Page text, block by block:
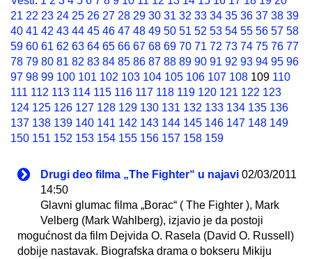
21 22 23 24 25 26 27 28 29 30 31 32 33 34 35 36 37 38 39
40 41 42 43 44 45 46 47 48 49 50 51 52 53 54 55 56 57 58
59 60 61 62 63 64 65 66 67 68 69 70 71 72 73 74 75 76 77
78 79 80 81 82 83 84 85 86 87 88 89 90 91 92 93 94 95 96
97 98 99 100 101 102 103 104 105 106 107 108 109 110
111 112 113 114 115 116 117 118 119 120 121 122 123
124 125 126 127 128 129 130 131 132 133 134 135 136
137 138 139 140 141 142 143 144 145 146 147 148 149
150 151 152 153 154 155 156 157 158 159
Drugi deo filma „The Fighter“ u najavi 02/03/2011
14:50
Glavni glumac filma „Borac“ ( The Fighter ), Mark
Velberg (Mark Wahlberg), izjavio je da postoji
mogućnost da film Dejvida O. Rasela (David O. Russell)
dobije nastavak. Biografska drama o bokseru Mikiju